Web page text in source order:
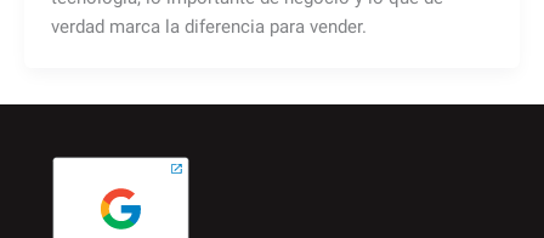
verdad marca la diferencia para vender.